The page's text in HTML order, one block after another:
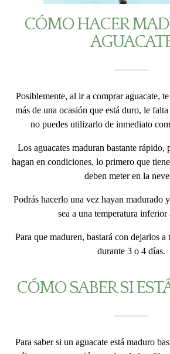
CÓMO HACER
Posiblemente, al ir a comprar aguacate,
más de una ocasión que está duro, le
no puedes utilizarlo de inmediato
Los aguacates maduran bastante rápido,
hagan en condiciones, lo primero que
deben meter en la
Podrás hacerlo una vez hayan madurado
sea a una temperatura inferior
Para que maduren, bastará con dejarlos a
durante 3 o 4 días.
CÓMO SABER SI
Para saber si un aguacate está maduro